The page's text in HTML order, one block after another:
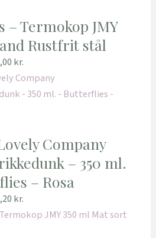
– Termokop JMY
Rustfrit stål
kr.
Company
– 350 ml.
– Rosa
kr.